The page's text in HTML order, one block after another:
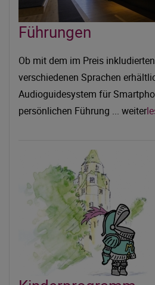
Führungen
Ob mit dem im Preis
verschiedenen Sprachen
Audioguidesystem für
persönlichen Führung ... weiter